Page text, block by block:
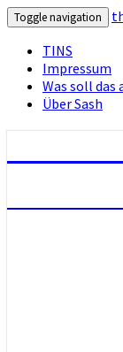
Toggle navigation
TINS
Impressum
Was soll das
Über Sash